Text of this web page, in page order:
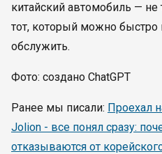
китайский автомобиль — не
тот, который можно быстро
обслужить.
Фото: создано ChatGPT
Ранее мы писали: Проехал
Jolion - все понял сразу:
отказываются от